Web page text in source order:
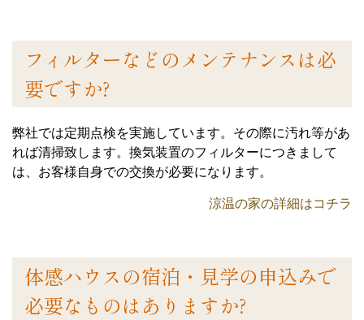
フィルターなどのメンテナンスは必
要ですか?
弊社では定期点検を実施しています。その際に汚れ等があ
れば清掃致します。換気装置のフィルターにつきまして
は、お客様自身での交換が必要になります。
涼温の家の詳細はコチラ
体感ハウスの宿泊・見学の申込みで
必要なものはありますか?